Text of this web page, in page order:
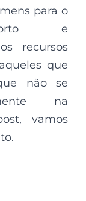
para o
e
recursos
que
não se
na
vamos